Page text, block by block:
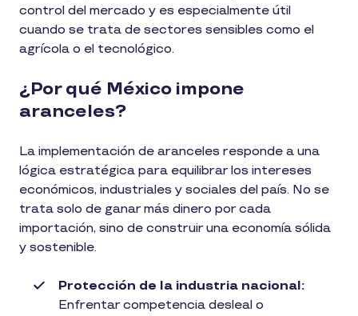
control del mercado y es especialmente útil
cuando se trata de sectores sensibles como el
agrícola o el tecnológico.
¿Por qué México impone
aranceles?
La implementación de aranceles responde a una
lógica estratégica para equilibrar los intereses
económicos, industriales y sociales del país. No se
trata solo de ganar más dinero por cada
importación, sino de construir una economía sólida
y sostenible.
Protección de la industria nacional:
Enfrentar competencia desleal o